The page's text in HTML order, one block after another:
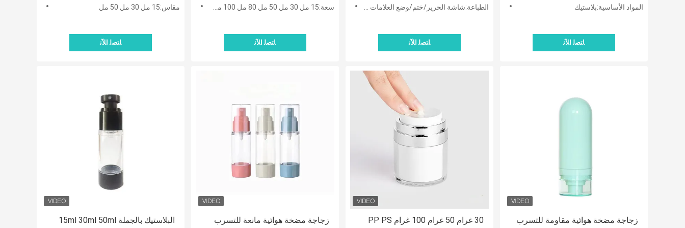
مقاس:15 مل 30 مل 50 مل
ﺎﺘﺼﻟ ﺍﻶﻧ
سعة:15 مل 30 مل 50 مل 80 مل 100 مل 120 مل
ﺎﺘﺼﻟ ﺍﻶﻧ
الطباعة:شاشة الحرير/ختم/وضع العلامات الساخنة
ﺎﺘﺼﻟ ﺍﻶﻧ
المواد الأساسية:بلاستيك
ﺎﺘﺼﻟ ﺍﻶﻧ
البلاستيك بالجملة 15ml 30ml 50ml
زجاجة مضخة هوائية مانعة للتسرب
30 غرام 50 غرام 100 غرام PP PS
زجاجة مضخة هوائية مقاومة للتسرب